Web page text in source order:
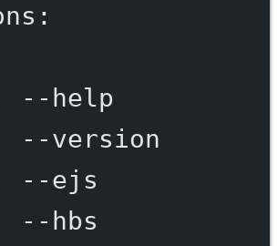
--help
--version
--ejs
--hbs